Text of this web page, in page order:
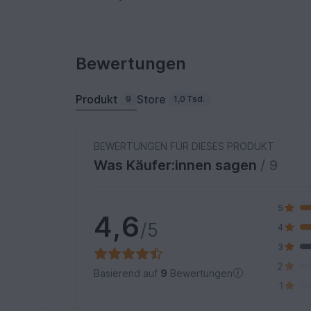
Bewertungen
Produkt 9 Store 1,0 Tsd.
BEWERTUNGEN FÜR DIESES PRODUKT
Was Käufer:innen sagen / 9
4,6/5
Basierend auf 9 Bewertungen
5
4
3
2
1